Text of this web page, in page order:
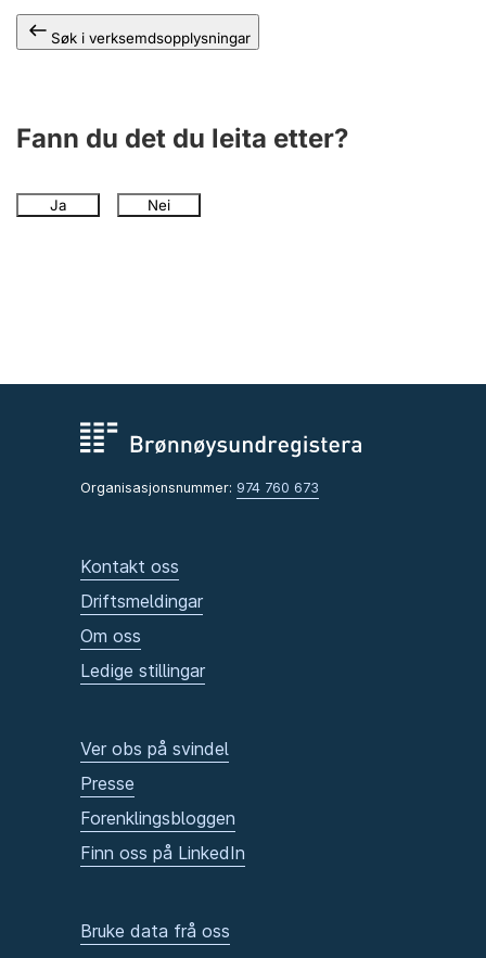
Søk i verksemdsopplysningar
Fann du det du leita etter?
Ja Nei
Organisasjonsnummer: 974 760 673
Kontakt oss
Driftsmeldingar
Om oss
Ledige stillingar
Ver obs på svindel
Presse
Forenklingsbloggen
Finn oss på LinkedIn
Bruke data frå oss